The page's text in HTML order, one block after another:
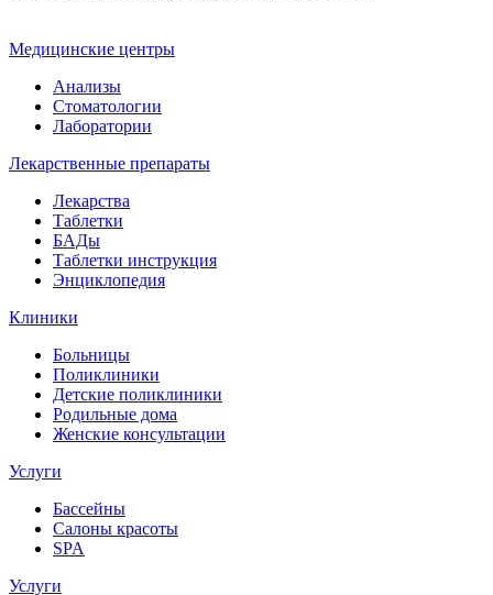
Медицинские центры
Анализы
Стоматологии
Лаборатории
Лекарственные препараты
Лекарства
Таблетки
БАДы
Таблетки инструкция
Энциклопедия
Клиники
Больницы
Поликлиники
Детские поликлиники
Родильные дома
Женские консультации
Услуги
Бассейны
Салоны красоты
SPA
Услуги